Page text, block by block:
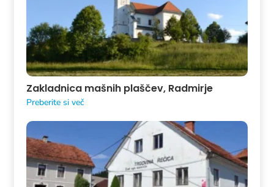
Zakladnica mašnih plaščev, Radmirje
Preberite si več